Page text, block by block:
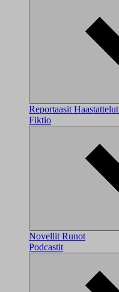
Reportaasit Haastattelut
Fiktio
Novellit Runot
Podcastit